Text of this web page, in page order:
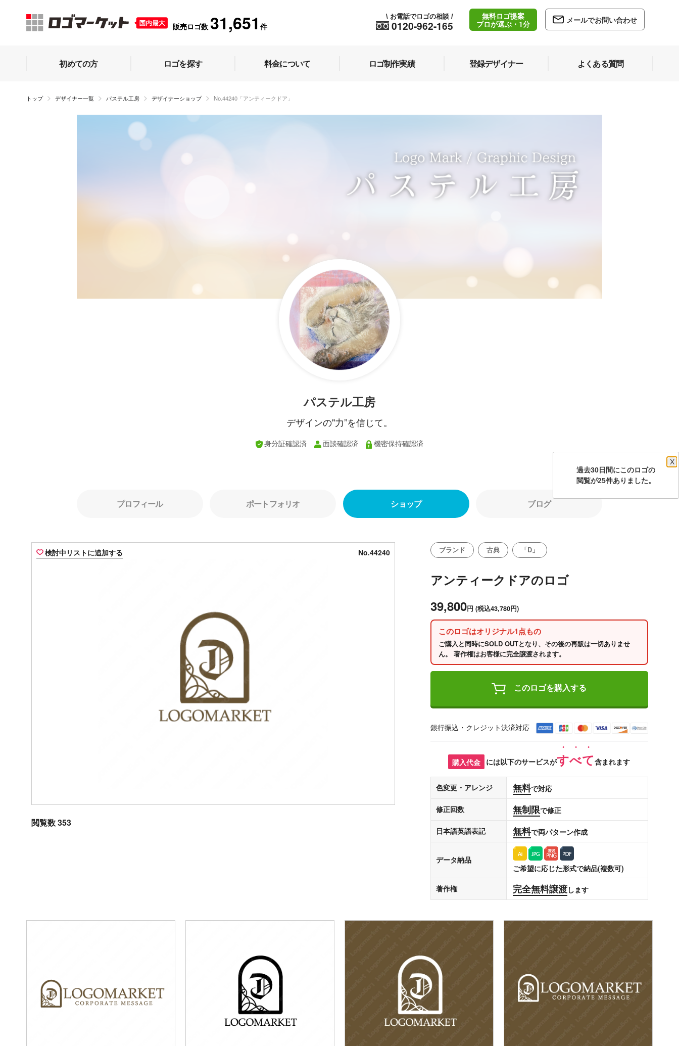
販売ロゴ数 31,651 件 0120-962-165
\ お電話でロゴの相談 /
無料ロゴ提案
プロが選ぶ・1分
メールでお問い合わせ
初めての方 ロゴを探す 料金について ロゴ制作実績 登録デザイナー よくある質問
トップ デザイナー一覧 パステル工房 デザイナーショップ No.44240「アンティークドア」
パステル工房
デザインの"力”を信じて。
身分証確認済 面談確認済 機密保持確認済
プロフィール ポートフォリオ ショップ ブログ
検討中リストに追加する No.44240
閲覧数 353
ブランド 古典 「D」
アンティークドアのロゴ
39,800円 (税込43,780円)
このロゴはオリジナル1点もの
ご購入と同時にSOLD OUTとなり、その後の再販は一切ありませ
ん。 著作権はお客様に完全譲渡されます。
このロゴを購入する
銀行振込・クレジット決済対応
購入代金 には以下のサービスがすべて含まれます
色変更・アレンジ 無料で対応
修正回数 無制限で修正
日本語英語表記 無料で両パターン作成
データ納品
ご希望に応じた形式で納品(複数可)
著作権
完全無料譲渡します
過去30日間にこのロゴの
X
閲覧が25件ありました。